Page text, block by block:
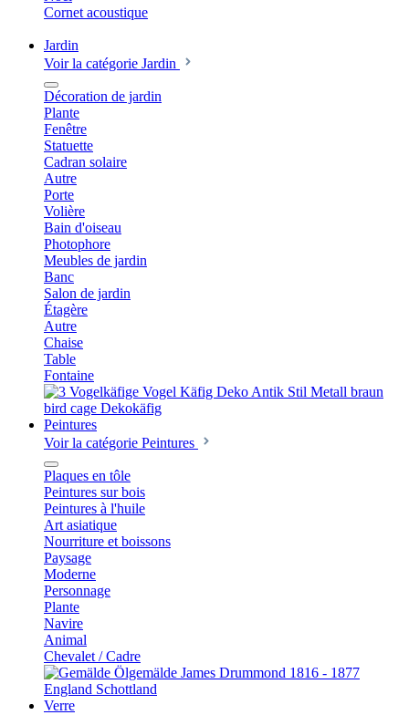
Cornet acoustique
Jardin
Voir la catégorie Jardin
Décoration de jardin
Plante
Fenêtre
Statuette
Cadran solaire
Autre
Porte
Volière
Bain d'oiseau
Photophore
Meubles de jardin
Banc
Salon de jardin
Étagère
Autre
Chaise
Table
Fontaine
Peintures
Voir la catégorie Peintures
Plaques en tôle
Peintures sur bois
Peintures à l'huile
Art asiatique
Nourriture et boissons
Paysage
Moderne
Personnage
Plante
Navire
Animal
Chevalet / Cadre
Verre